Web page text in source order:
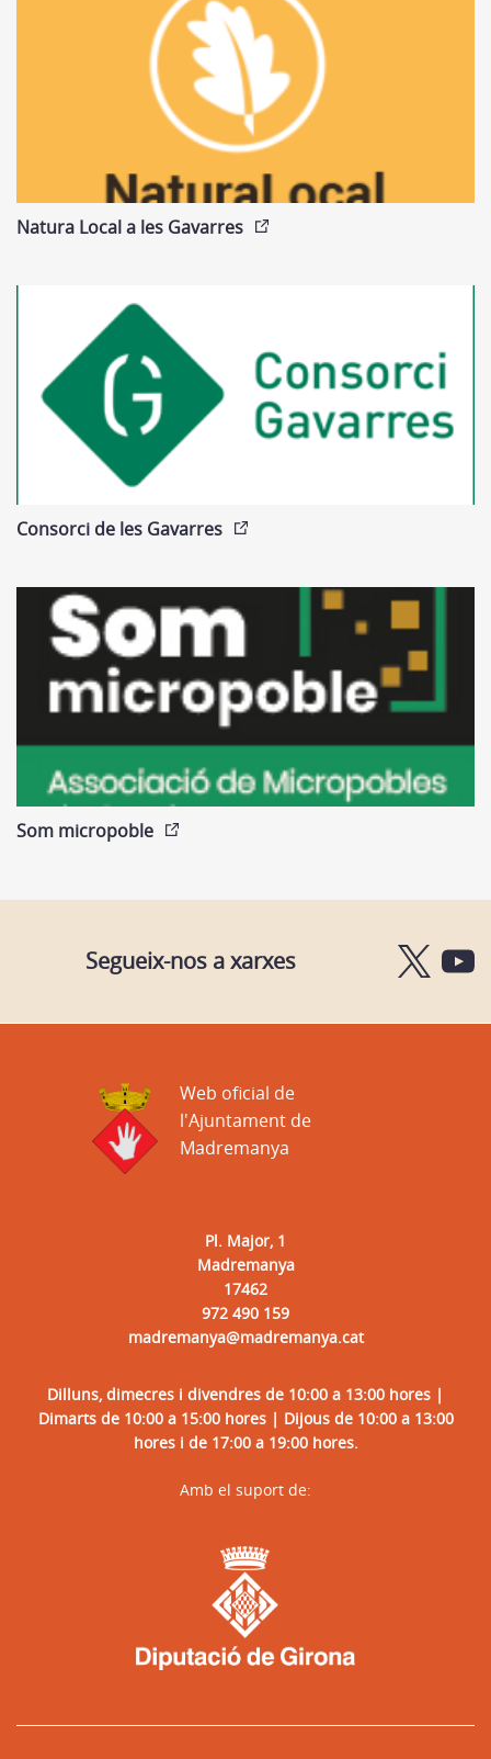
Natura Local a les Gavarres
Consorci de les Gavarres
Som micropoble
Segueix-nos a xarxes
Pl. Major, 1
Madremanya
17462
972 490 159
madremanya@madremanya.cat
Dilluns, dimecres i divendres de 10:00 a 13:00 hores |
Dimarts de 10:00 a 15:00 hores | Dijous de 10:00 a 13:00
hores i de 17:00 a 19:00 hores.
Web oficial de
l'Ajuntament de
Madremanya
Amb el suport de: